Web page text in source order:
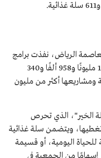
الرياض، نفذت برامج
ومشاريع عدة، كان منها توزيع نحو 11 مليونًا و958 ألفًا و340
أكثر من مليون
الخير"، الذي تحرص
تغطيها، ويتضمن سلة غذائية
للحياة اليومية، أو قسيمة
إسهامًا من الجمعية في